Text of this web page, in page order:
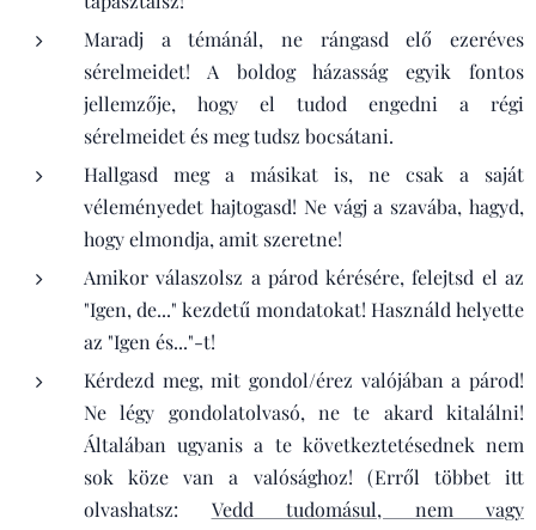
Maradj a témánál, ne rángasd elő ezeréves
sérelmeidet! A boldog házasság egyik fontos
jellemzője, hogy el tudod engedni a régi
sérelmeidet és meg tudsz bocsátani.
Hallgasd meg a másikat is, ne csak a saját
véleményedet hajtogasd! Ne vágj a szavába, hagyd,
hogy elmondja, amit szeretne!
Amikor válaszolsz a párod kérésére, felejtsd el az
"Igen, de..." kezdetű mondatokat! Használd helyette
az "Igen és..."-t!
Kérdezd meg, mit gondol/érez valójában a párod!
Ne légy gondolatolvasó, ne te akard kitalálni!
Általában ugyanis a te következtetésednek nem
sok köze van a valósághoz! (Erről többet itt
olvashatsz: Vedd tudomásul, nem vagy